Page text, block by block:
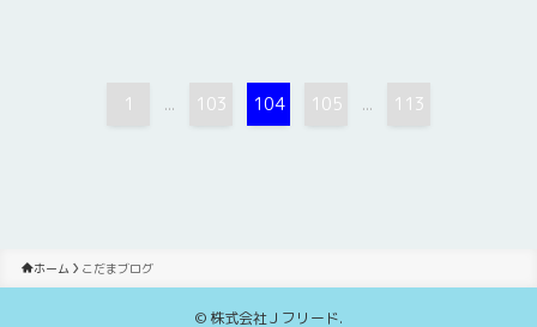
1 ... 103 104 105 ... 113
ホーム こだまブログ
©株式会社Ｊフリード.